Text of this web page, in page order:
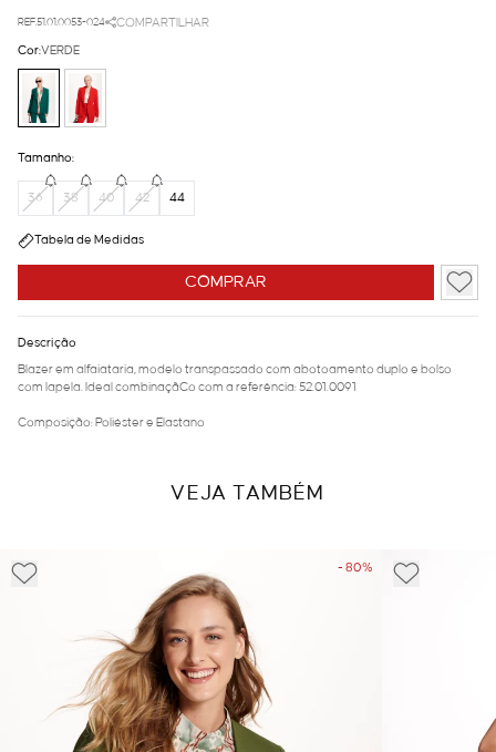
REF.51.01.0053-024 COMPARTILHAR
COMPRAR
Cor:VERDE
Tamanho:
36 38 40 42 44
Tabela de Medidas
Descrição
Blazer em alfaiataria, modelo transpassado com abotoamento duplo e bolso
com lapela. Ideal combinaçãCo com a referência: 52.01.0091
Composição: Poliéster e Elastano
VEJA TAMBÉM
- 80%